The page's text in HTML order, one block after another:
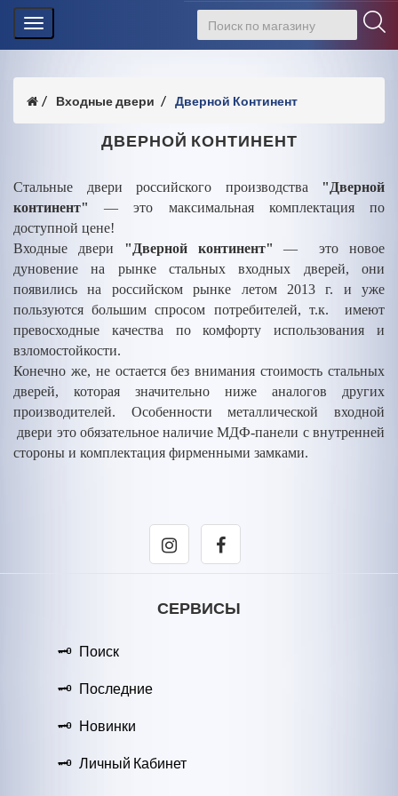
Toggle
navigation
Входные двери Дверной Континент
ДВЕРНОЙ КОНТИНЕНТ
Стальные двери российского производства "Дверной
континент"
— это максимальная комплектация по
доступной цене!
Входные двери "Дверной континент" — это новое
дуновение на рынке стальных входных дверей, они
появились на российском рынке летом 2013 г. и уже
пользуются большим спросом потребителей, т.к. имеют
превосходные качества по комфорту использования и
взломостойкости.
Конечно же, не остается без внимания стоимость стальных
дверей, которая значительно ниже аналогов других
производителей. Особенности металлической входной
двери это обязательное наличие МДФ-панели с внутренней
стороны и комплектация фирменными замками.
СЕРВИСЫ
Поиск
Последние
Новинки
Личный Кабинет